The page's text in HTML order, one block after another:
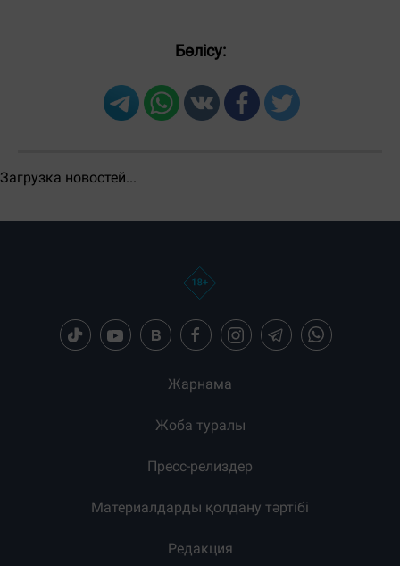
Бөлісу:
Загрузка новостей...
Жарнама
Жоба туралы
Пресс-релиздер
Материалдарды қолдану тәртібі
Редакция